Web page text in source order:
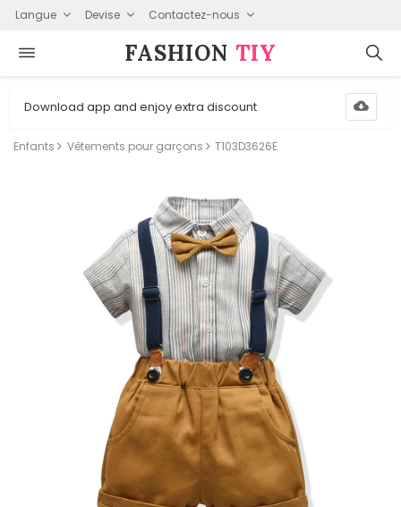
Langue Devise Contactez-nous
FASHION⁠ TIY
Download app and enjoy extra discount
Enfants Vêtements pour garçons T103D3626E